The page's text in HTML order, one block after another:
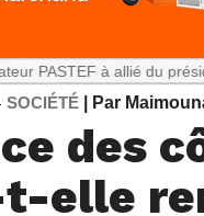
à allié du président : Le
SOCIÉTÉ | Par
des
elle